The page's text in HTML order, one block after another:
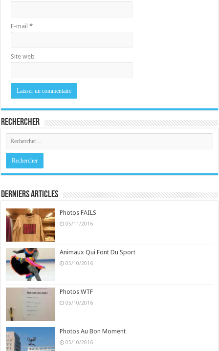
E-mail*
Site web
Rechercher
Derniers Articles
Photos FAILS
05/11/2016
Animaux Qui Font Du Sport
05/10/2016
Photos WTF
05/10/2016
Photos Au Bon Moment
05/10/2016